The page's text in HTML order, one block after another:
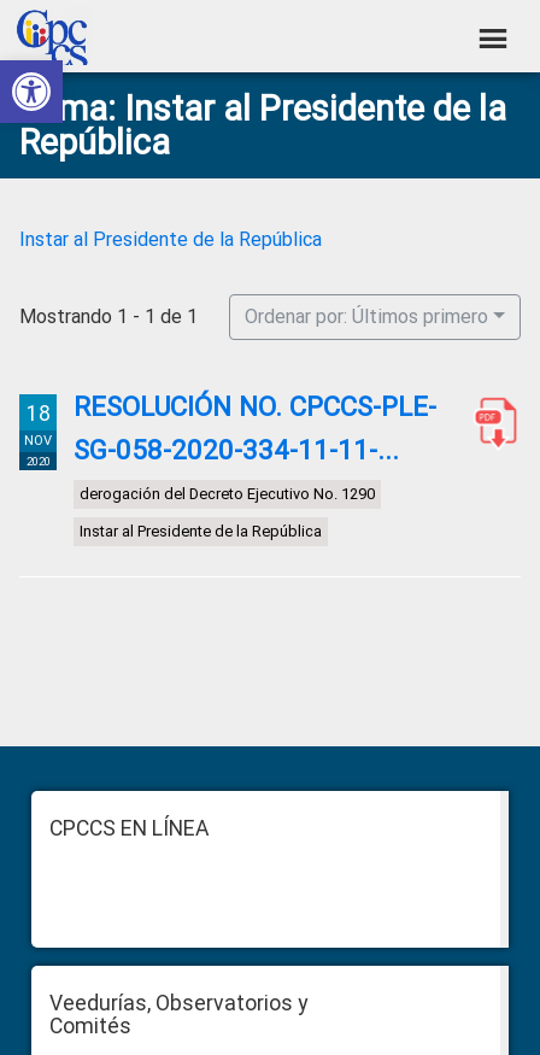
Abrir barra de herramientas
Skip
to
primary
navigation
Skip
to
main
content
Skip
to
primary
sidebar
Skip
to
footer
Consejo
de
Participación
Social
Construyendo
Poder
Ciudadano
Tema: Instar al Presidente de la
República
Instar al Presidente de la República
Mostrando 1 - 1 de 1 Ordenar por: Últimos primero
18
NOV
2020
RESOLUCIÓN NO. CPCCS-PLE-
SG-058-2020-334-11-11-...
derogación del Decreto Ejecutivo No. 1290
Instar al Presidente de la República
Sidebar
FooterCPCCS EN LÍNEA
Veedurías, Observatorios y
Comités